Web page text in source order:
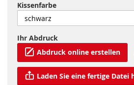
Kissenfarbe
Ihr Abdruck
Abdruck online erstellen
Laden Sie eine fertige Datei